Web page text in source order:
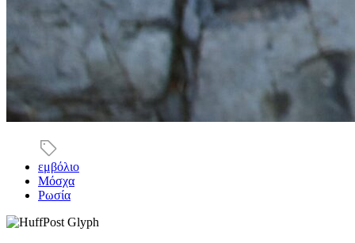
εμβόλιο
Μόσχα
Ρωσία